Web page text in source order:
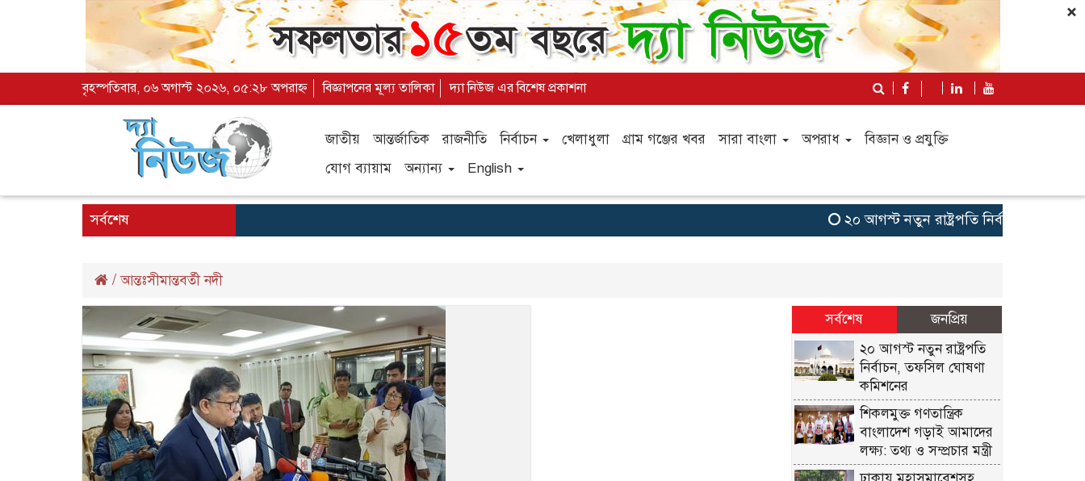
×
বৃহস্পতিবার, ০৬ অগাস্ট ২০২৬, ০৫:২৮ অপরাহ্ন বিজ্ঞাপনের মূল্য তালিকা দ্যা নিউজ এর বিশেষ প্রকাশনা
জাতীয় আন্তর্জাতিক রাজনীতি নির্বাচন খেলাধুলা গ্রাম গঞ্জের খবর সারা বাংলা অপরাধ
বিজ্ঞান ও প্রযুক্তি
যোগ ব্যায়াম
অন্যান্য English
সর্বশেষ ২০ আগস্ট নতুন রাষ্ট্রপতি নির্বাচন, তফসিল
/আন্তঃসীমান্তবর্তী নদী
সর্বশেষ
জনপ্রিয়
২০ আগস্ট নতুন রাষ্ট্রপতি
নির্বাচন, তফসিল ঘোষণা
কমিশনের
শিকলমুক্ত গণতান্ত্রিক
বাংলাদেশ গড়াই আমাদের
লক্ষ্য: তথ্য ও সম্প্রচার মন্ত্রী